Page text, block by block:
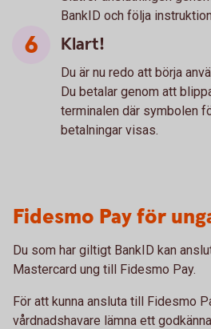
BankID och följa
Klart!
Du är nu redo att börja
Du betalar genom att
terminalen där symbolen
betalningar visas.
Fidesmo Pay för
Du som har giltigt BankID kan
Mastercard ung till Fidesmo Pay.
För att kunna ansluta till Fidesmo
vårdnadshavare lämna ett